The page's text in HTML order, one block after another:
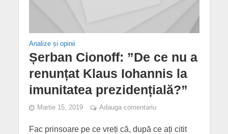
Analize și opinii
Șerban Cionoff: ”De ce nu a
renunțat Klaus Iohannis la
imunitatea prezidențială?”
Martie 15, 2019 Adauga comentariu
Fac prinsoare pe ce vreți că, după ce ați citit